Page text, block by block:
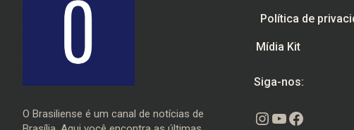
O Brasiliense é um canal de notícias de
Política de
Mídia Kit
Siga-nos:
Instagram
Youtube
Facebook